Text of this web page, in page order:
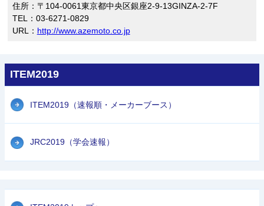
住所：〒104-0061東京都中央区銀座2-9-13GINZA-2-7F
TEL：03-6271-0829
URL： http://www.azemoto.co.jp
ITEM2019
ITEM2019（速報順・メーカーブース）
JRC2019（学会速報）